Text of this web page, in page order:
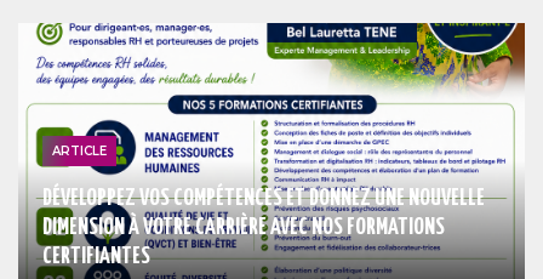
ARTICLE
DÉVELOPPEZ VOS COMPÉTENCES ET DONNEZ UNE NOUVELLE
DIMENSION À VOTRE CARRIÈRE AVEC NOS FORMATIONS
CERTIFIANTES